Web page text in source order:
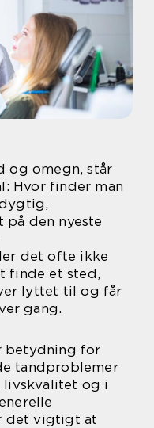
og omegn, står
Hvor finder man
den nyeste
det ofte ikke
finde et sted,
lyttet til og får
gang.
betydning for
tandproblemer
livskvalitet og i
det vigtigt at